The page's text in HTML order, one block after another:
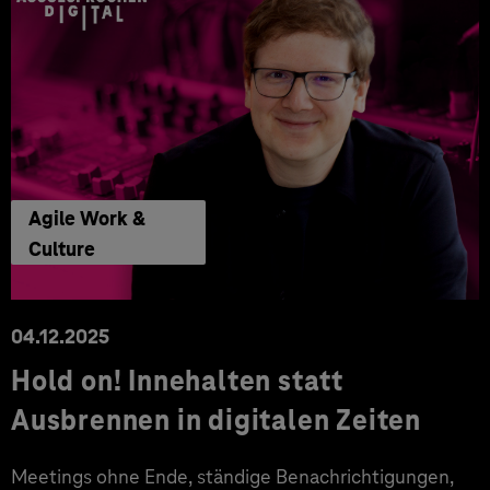
Agile Work &
Culture
04.12.2025
Hold on! Innehalten statt
Ausbrennen in digitalen Zeiten
Meetings ohne Ende, ständige Benachrichtigungen,